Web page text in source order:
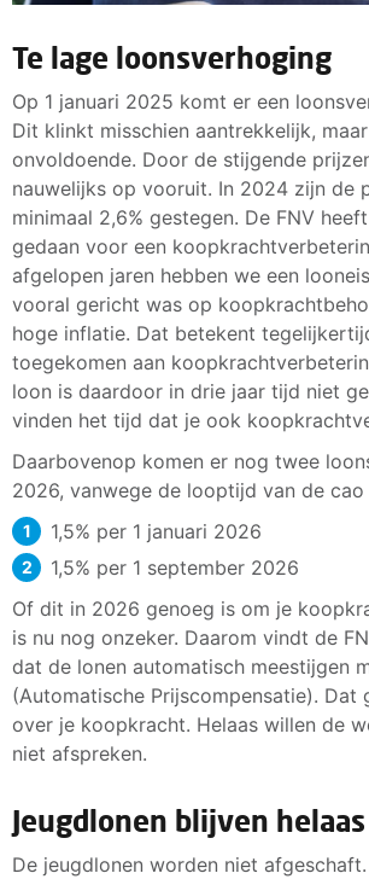
Te lage loonsverhoging
Op 1 januari 2025 komt er een
Dit klinkt misschien aantrekkelijk,
onvoldoende. Door de stijgende
nauwelijks op vooruit. In 2024 zijn de
minimaal 2,6% gestegen. De FNV
gedaan voor een
afgelopen jaren hebben we een
vooral gericht was op
hoge inflatie. Dat betekent
toegekomen aan
loon is daardoor in drie jaar tijd niet
vinden het tijd dat je ook
Daarbovenop komen er nog twee
2026, vanwege de looptijd van de cao
1,5% per 1 januari 2026
1,5% per 1 september 2026
Of dit in 2026 genoeg is om je
is nu nog onzeker. Daarom vindt de
dat de lonen automatisch meestijgen
(Automatische Prijscompensatie). Dat
over je koopkracht. Helaas willen de
niet afspreken.
Jeugdlonen blijven
De jeugdlonen worden niet